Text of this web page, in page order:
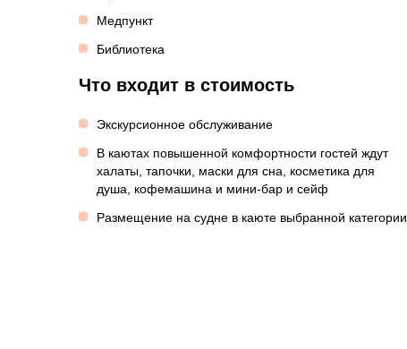
Медпункт
Библиотека
Что входит в стоимость
Экскурсионное обслуживание
В каютах повышенной комфортности гостей ждут
халаты, тапочки, маски для сна, косметика для
душа, кофемашина и мини-бар и сейф
Размещение на судне в каюте выбранной категории